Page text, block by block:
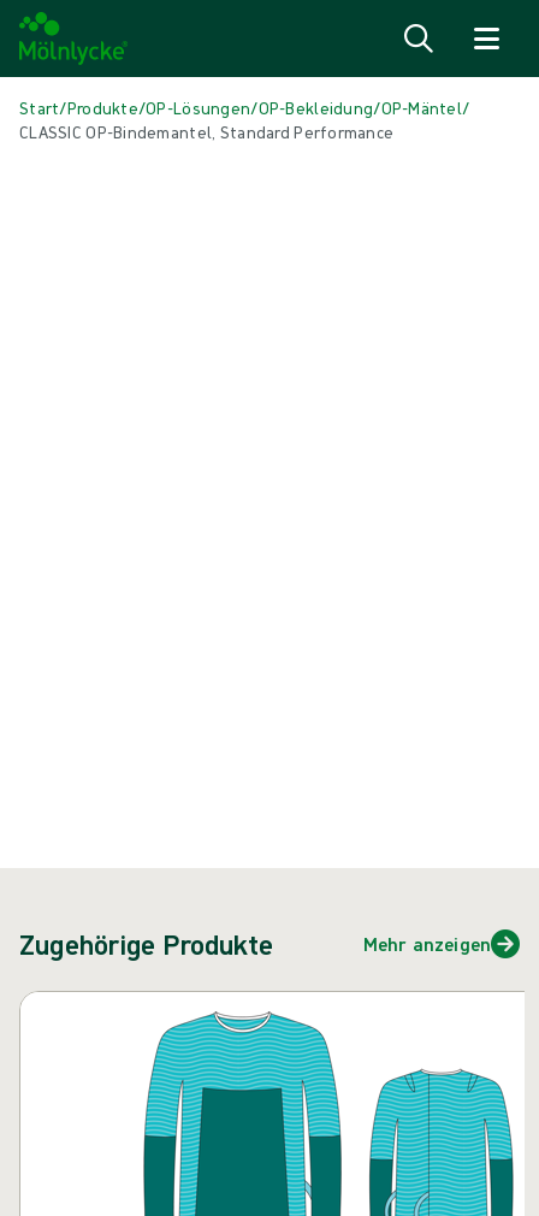
Start/Produkte/OP-Lösungen/OP-Bekleidung/OP-Mäntel/
CLASSIC OP-Bindemantel, Standard Performance
Zugehörige Produkte Mehr anzeigen
Karussell überspringen